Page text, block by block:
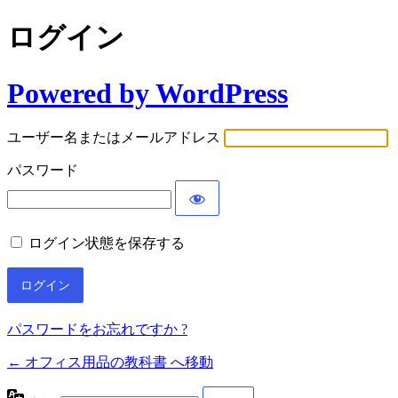
ログイン
Powered by WordPress
ユーザー名またはメールアドレス
パスワード
ログイン状態を保存する
パスワードをお忘れですか ?
← オフィス用品の教科書 へ移動